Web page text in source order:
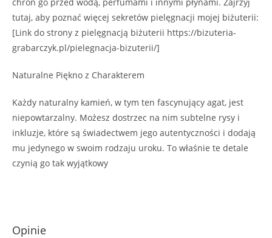
tutaj, aby poznać więcej sekretów pielęgnacji mojej biżuterii:
[Link do strony z pielęgnacją biżuterii https://bizuteria-
grabarczyk.pl/pielegnacja-bizuterii/]
Naturalne Piękno z Charakterem
Każdy naturalny kamień, w tym ten fascynujący agat, jest
niepowtarzalny. Możesz dostrzec na nim subtelne rysy i
inkluzje, które są świadectwem jego autentyczności i dodają
mu jedynego w swoim rodzaju uroku. To właśnie te detale
czynią go tak wyjątkowy
Opinie